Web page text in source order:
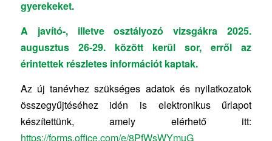
gyerekeket.
A javító-, illetve osztályozó vizsgákra 2025.
augusztus 26-29. között kerül sor, erről az
érintettek részletes információt kaptak.
Az új tanévhez szükséges adatok és nyilatkozatok
összegyűjtéséhez idén is elektronikus űrlapot
készítettünk, amely elérhető itt:
https://forms.office.com/e/8PfWsWYmuG